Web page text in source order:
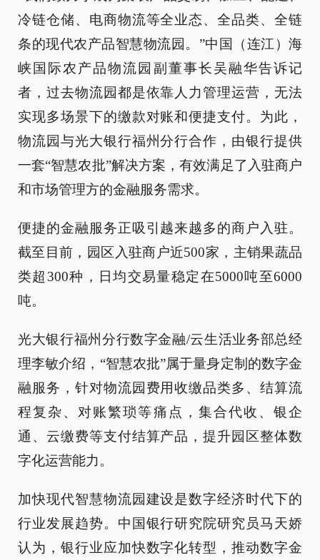
冷链仓储、电商物流等全业态、全品类、全链
条的现代农产品智慧物流园。”中国（连江）海
峡国际农产品物流园副董事长吴融华告诉记
者，过去物流园都是依靠人力管理运营，无法
实现多场景下的缴款对账和便捷支付。为此，
物流园与光大银行福州分行合作，由银行提供
一套“智慧农批”解决方案，有效满足了入驻商户
和市场管理方的金融服务需求。
便捷的金融服务正吸引越来越多的商户入驻。
截至目前，园区入驻商户近500家，主销果蔬品
类超300种，日均交易量稳定在5000吨至6000
吨。
光大银行福州分行数字金融/云生活业务部总经
理李敏介绍，“智慧农批”属于量身定制的数字金
融服务，针对物流园费用收缴品类多、结算流
程复杂、对账繁琐等痛点，集合代收、银企
通、云缴费等支付结算产品，提升园区整体数
字化运营能力。
加快现代智慧物流园建设是数字经济时代下的
行业发展趋势。中国银行研究院研究员马天娇
认为，银行业应加快数字化转型，推动数字金